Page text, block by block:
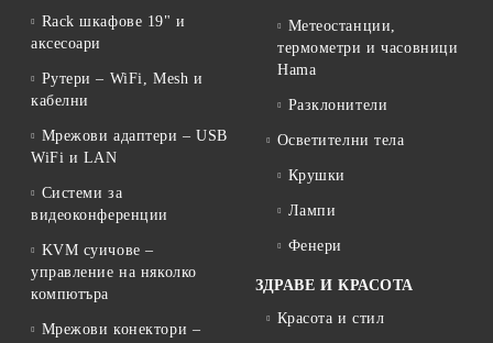
Rack шкафове 19" и
аксесоари
Рутери – WiFi, Mesh и
кабелни
Мрежови адаптери – USB
WiFi и LAN
Системи за
видеоконференции
KVM суичове –
управление на няколко
компютъра
Мрежови конектори –
Метеостанции,
термометри и часовници
Hama
Разклонители
Осветителни тела
Крушки
Лампи
Фенери
ЗДРАВЕ И КРАСОТА
Красота и стил